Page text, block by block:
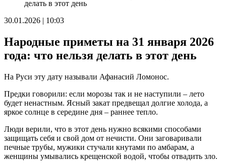
Вернут деньги: мошенники обманули пенсионерку из Самары
09.08.2026 | 16:38
09.08.2026 | 15:35
Где в Самаре приведут в порядок газоны 9 августа: список
адресов
Нападающий КС рассказал об игре команды с новым
09.08.2026 | 15:05
Вратарь Гудиев рассказал о тактике "Акрона" на матч с
"Локомотивом"
В Красноглинском районе Самары водитель легковушки сбил
ребенка
09.08.2026 | 14:16
В России могут отменить ЕГЭ с 2027 года
делать в этот день
30.01.2026 | 10:03
Народные приметы на 31 января 2026
года: что нельзя делать в этот день
На Руси эту дату называли Афанасий Ломонос.
Предки говорили: если морозы так и не наступили – лето
будет ненастным. Ясный закат предвещал долгие холода, а
яркое солнце в середине дня – раннее тепло.
Люди верили, что в этот день нужно всякими способами
защищать себя и свой дом от нечисти. Они заговаривали
печные трубы, мужики стучали кнутами по амбарам, а
женщины умывались крещенской водой, чтобы отвадить зло.